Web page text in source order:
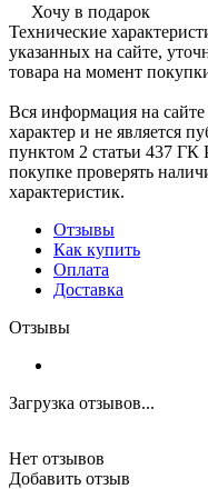
Хочу в подарок
Технические
указанных на сайте,
товара на момент
Вся информация на
характер и не является
пунктом 2 статьи 437
покупке проверять
характеристик.
Отзывы
Как купить
Оплата
Доставка
Отзывы
Загрузка отзывов...
Нет отзывов
Добавить отзыв